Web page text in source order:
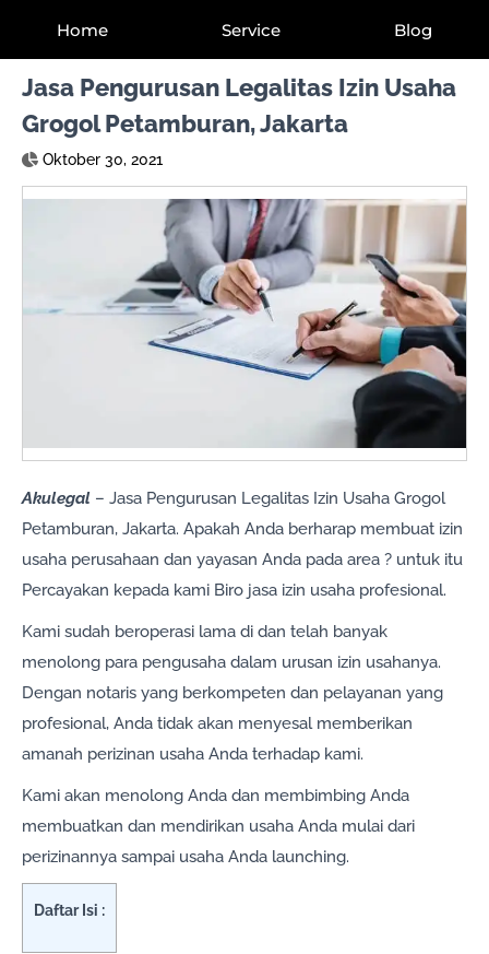
Home Service Blog
Jasa Pengurusan Legalitas Izin Usaha
Grogol Petamburan, Jakarta
Oktober 30, 2021
Akulegal – Jasa Pengurusan Legalitas Izin Usaha Grogol
Petamburan, Jakarta. Apakah Anda berharap membuat izin
usaha perusahaan dan yayasan Anda pada area ? untuk itu
Percayakan kepada kami Biro jasa izin usaha profesional.
Kami sudah beroperasi lama di dan telah banyak
menolong para pengusaha dalam urusan izin usahanya.
Dengan notaris yang berkompeten dan pelayanan yang
profesional, Anda tidak akan menyesal memberikan
amanah perizinan usaha Anda terhadap kami.
Kami akan menolong Anda dan membimbing Anda
membuatkan dan mendirikan usaha Anda mulai dari
perizinannya sampai usaha Anda launching.
Daftar Isi :